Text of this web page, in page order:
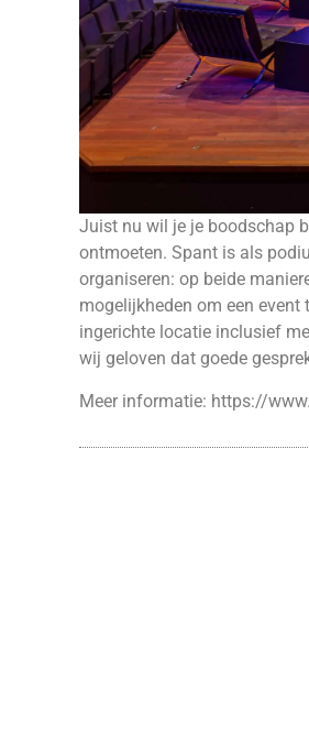
Juist nu wil je je boodschap
ontmoeten. Spant is als
organiseren: op beide
mogelijkheden om een event
ingerichte locatie inclusief
wij geloven dat goede
Meer informatie: https://